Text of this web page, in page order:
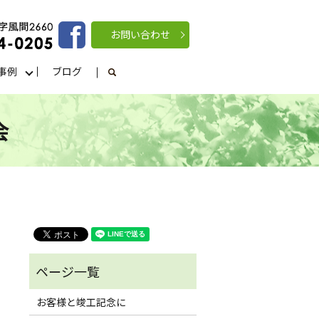
お問い合わせ
例 ブログ search
お客様と竣工記念に